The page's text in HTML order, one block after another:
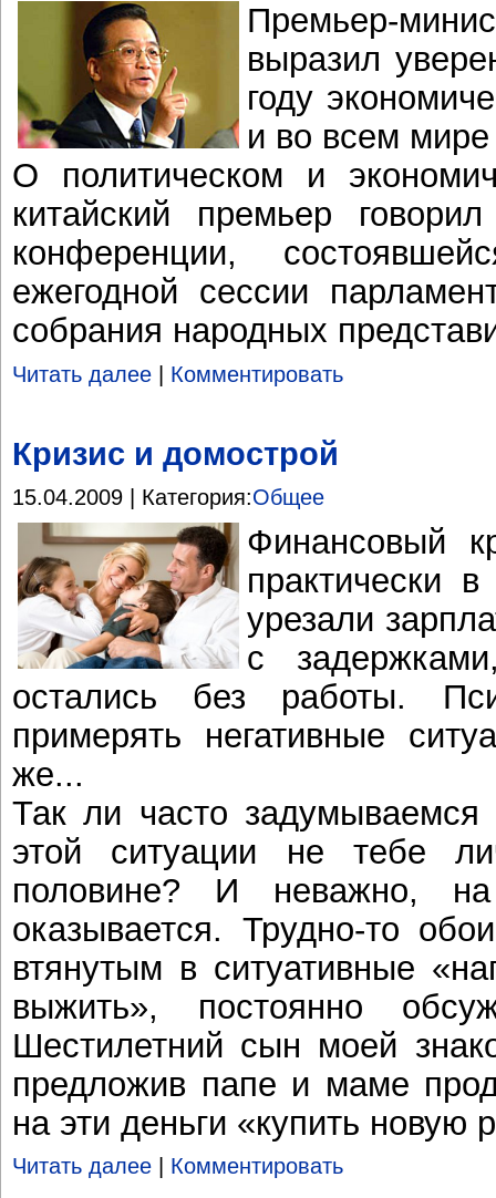
Премьер-
выразил
году
и во всем
О политическом и
китайский премьер
конференции,
ежегодной сессии
собрания народных
Читать далее Комментировать
Кризис и домострой
15.04.2009 | Категория:Общее
Финансовый
практически
урезали
с
остались без работы.
примерять негативные
же...
Так ли часто
этой ситуации не тебе
половине? И неважно,
оказывается. Трудно-то
втянутым в ситуативные
выжить», постоянно
Шестилетний сын моей
предложив папе и маме
на эти деньги «купить новую
Читать далее Комментировать